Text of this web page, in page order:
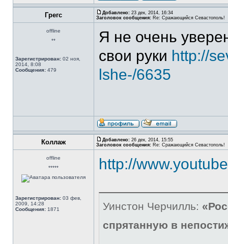
Грегс Добавлено: 23 дек, 2014, 16:34
Заголовок сообщения: Re: Сражающийся Севастополь!
offline
**
Зарегистрирован: 02 ноя,
2014, 8:08
Сообщения: 479
Я не очень
свои руки http://
lshe-/6635
Коллаж Добавлено: 26 дек, 2014, 15:55
Заголовок сообщения: Re: Сражающийся Севастополь!
offline
*****
Зарегистрирован: 03 фев,
2009, 14:28
Сообщения: 1871
http://
Уинстон Черчилль:
спрятанную в